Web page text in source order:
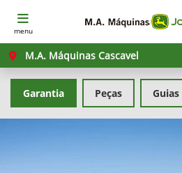
menu
M.A. Máquinas Cascavel
Peças
Garantia Guias